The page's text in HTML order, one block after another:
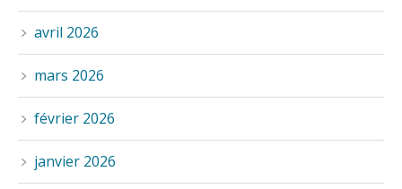
avril 2026
mars 2026
février 2026
janvier 2026